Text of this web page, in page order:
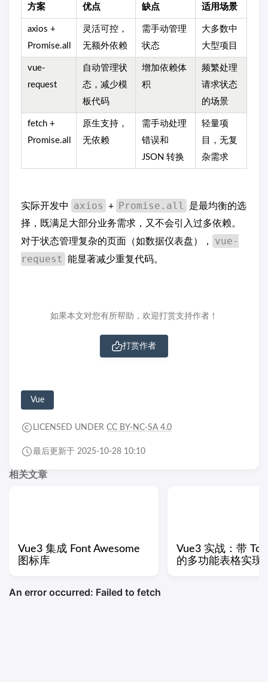
方案 优点 缺点 适用场景
axios +
Promise.all
灵活可控，
无额外依赖
需手动管理
状态
大多数中
大型项目
vue-
request
自动管理状
态，减少模
板代码
增加依赖体
积
频繁处理
请求状态
的场景
fetch +
Promise.all
原生支持，
无依赖
需手动处理
错误和
JSON 转换
轻量项
目，无复
杂需求
实际开发中 axios + Promise.all
是最均衡的选
择，既满足大部分业务需求，又不会引入过多依赖。
对于状态管理复杂的页面（如数据仪表盘），
vue-
request
能显著减少重复代码。
如果本文对您有所帮助，欢迎打赏支持作者！
打赏作者
Vue
LICENSED UNDER CC BY-NC-SA 4.0
最后更新于 2025-10-28 10:10
相关文章
Vue3 集成 Font Awesome
图标库
Vue3 实战：带
的多功能表格实现